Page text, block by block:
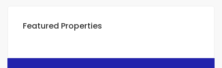
Featured Properties